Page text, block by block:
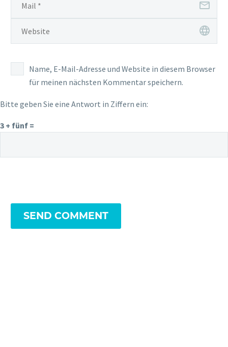
Name, E-Mail-Adresse und Website in diesem Browser
für meinen nächsten Kommentar speichern.
Bitte geben Sie eine Antwort in Ziffern ein:
3 + fünf =
SEND COMMENT